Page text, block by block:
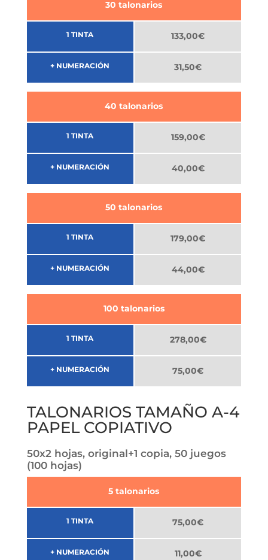
1 TINTA
+ NUMERACIÓN
30 talonarios
133,00€
31,50€
1 TINTA
+ NUMERACIÓN
40 talonarios
159,00€
40,00€
1 TINTA
+ NUMERACIÓN
50 talonarios
179,00€
44,00€
1 TINTA
+ NUMERACIÓN
100 talonarios
278,00€
75,00€
TALONARIOS TAMAÑO A-4
PAPEL COPIATIVO
50x2 hojas, original+1 copia, 50 juegos
(100 hojas)
1 TINTA
+ NUMERACIÓN
5 talonarios
75,00€
11,00€